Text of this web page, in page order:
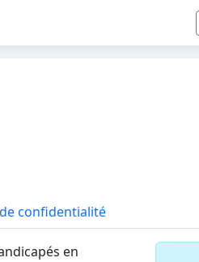
confidentialité
en